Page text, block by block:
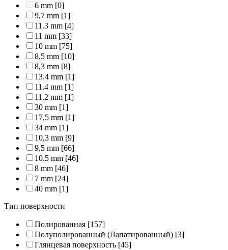
6 mm [0]
9,7 mm [1]
11.3 mm [4]
11 mm [33]
10 mm [75]
8,5 mm [10]
8,3 mm [8]
13.4 mm [1]
11.4 mm [1]
11.2 mm [1]
30 mm [1]
17,5 mm [1]
34 mm [1]
10,3 mm [9]
9,5 mm [66]
10.5 mm [46]
8 mm [46]
7 mm [24]
40 mm [1]
Тип поверхности
Полированная [157]
Полуполированный (Лапатированный) [3]
Глянцевая поверхность [45]